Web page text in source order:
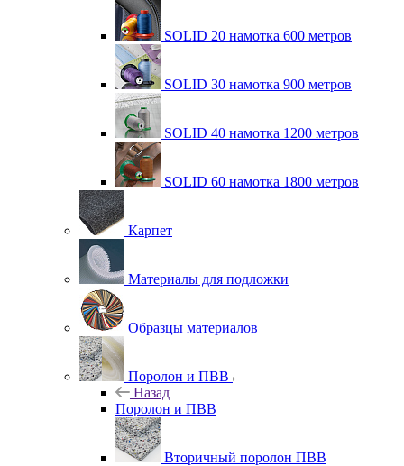
SOLID 20 намотка 600 метров
SOLID 30 намотка 900 метров
SOLID 40 намотка 1200 метров
SOLID 60 намотка 1800 метров
Карпет
Материалы для подложки
Образцы материалов
Поролон и ПВВ
Назад
Поролон и ПВВ
Вторичный поролон ПВВ